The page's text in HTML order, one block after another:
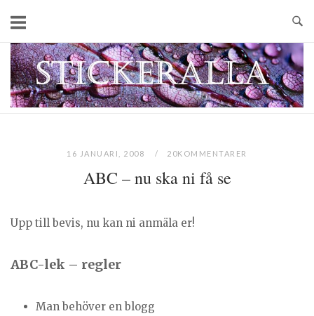
content
Home
16 JANUARI, 2008 20KOMMENTARER
ABC – nu ska ni få se
Upp till bevis, nu kan ni anmäla er!
ABC-lek – regler
Man behöver en blogg